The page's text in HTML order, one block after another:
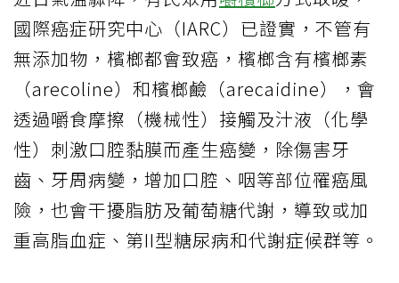
國際癌症研究中心（IARC）已證實，不管有
無添加物，檳榔都會致癌，檳榔含有檳榔素
（arecoline）和檳榔鹼（arecaidine），會
透過嚼食摩擦（機械性）接觸及汁液（化學
性）刺激口腔黏膜而產生癌變，除傷害牙
齒、牙周病變，增加口腔、咽等部位罹癌風
險，也會干擾脂肪及葡萄糖代謝，導致或加
重高脂血症、第II型糖尿病和代謝症候群等。